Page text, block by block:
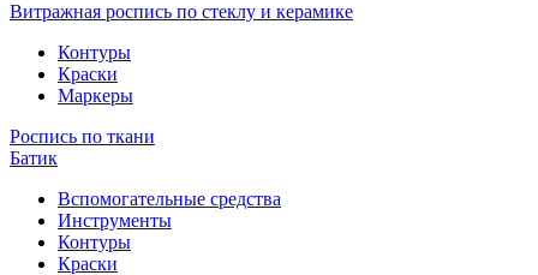
Витражная роспись по стеклу и керамике
Контуры
Краски
Маркеры
Роспись по ткани
Батик
Вспомогательные средства
Инструменты
Контуры
Краски